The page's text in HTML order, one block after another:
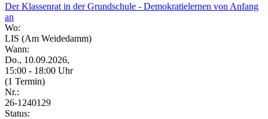
Der Klassenrat in der Grundschule - Demokratielernen von Anfang
an
Wo:
LIS (Am Weidedamm)
Wann:
Do., 10.09.2026,
15:00 - 18:00 Uhr
(1 Termin)
Nr.:
26-1240129
Status: